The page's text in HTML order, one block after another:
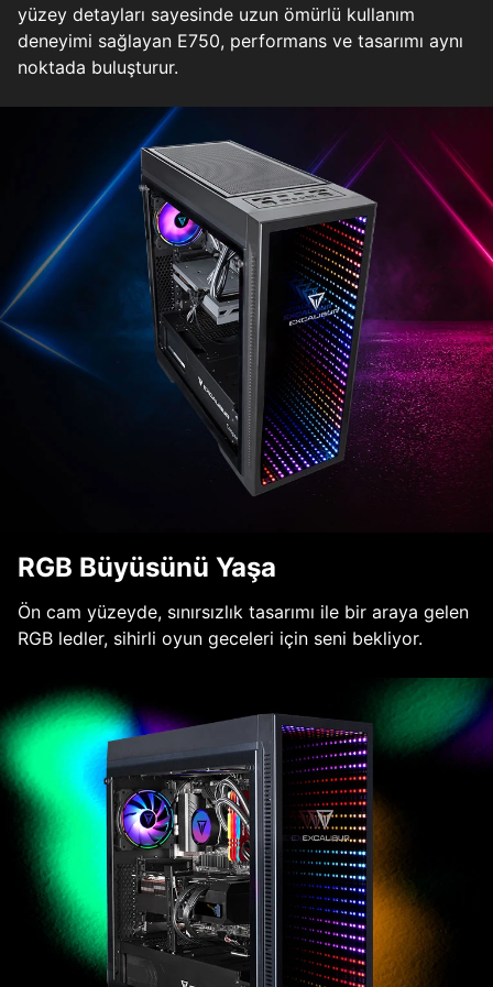
yüzey detayları sayesinde uzun ömürlü kullanım
deneyimi sağlayan E750, performans ve tasarımı aynı
noktada buluşturur.
RGB Büyüsünü Yaşa
Ön cam yüzeyde, sınırsızlık tasarımı ile bir araya gelen
RGB ledler, sihirli oyun geceleri için seni bekliyor.